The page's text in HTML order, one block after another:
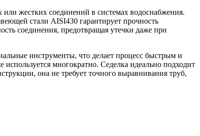
жестких соединений в системах водоснабжения.
стали AISI430 гарантирует прочность
соединения, предотвращая утечки даже при
инструменты, что делает процесс быстрым и
многократно. Седелка идеально подходит
она не требует точного выравнивания труб,